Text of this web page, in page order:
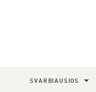
SVARBIAUSIOS